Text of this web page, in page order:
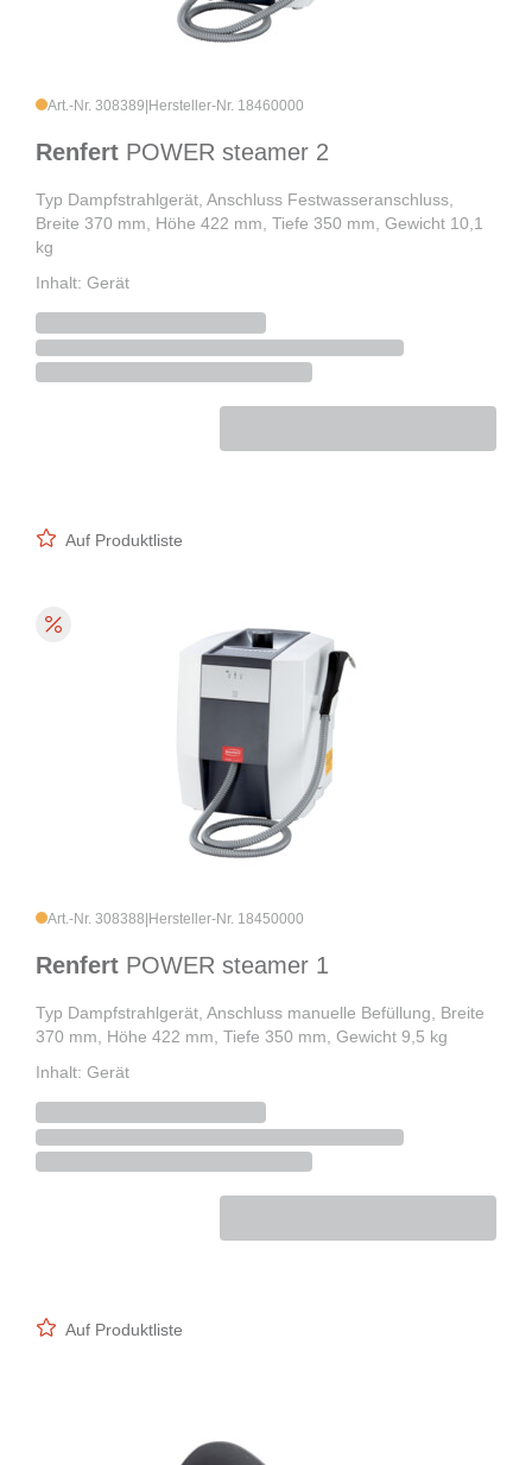
Art.-Nr. 308389 Hersteller-Nr. 18460000
Renfert POWER steamer 2
Typ Dampfstrahlgerät, Anschluss Festwasseranschluss,
Breite 370 mm, Höhe 422 mm, Tiefe 350 mm, Gewicht 10,1
kg
Inhalt: Gerät
Auf Produktliste
Art.-Nr. 308388 Hersteller-Nr. 18450000
Renfert POWER steamer 1
Typ Dampfstrahlgerät, Anschluss manuelle Befüllung, Breite
370 mm, Höhe 422 mm, Tiefe 350 mm, Gewicht 9,5 kg
Inhalt: Gerät
Auf Produktliste